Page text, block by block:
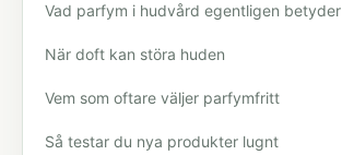
Vad parfym i hudvård egentligen betyder
När doft kan störa huden
Vem som oftare väljer parfymfritt
Så testar du nya produkter lugnt